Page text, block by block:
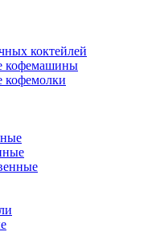
коктейлей
кофемашины
кофемолки